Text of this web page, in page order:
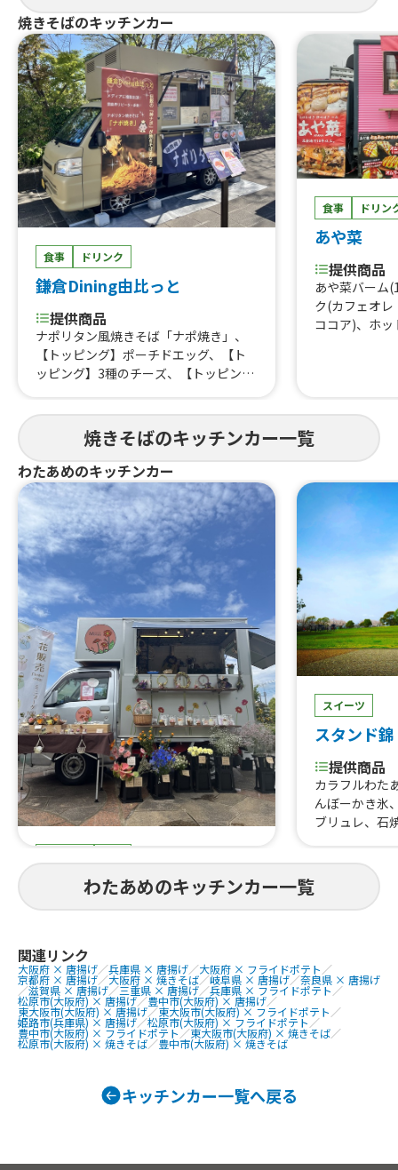
焼きそばのキッチンカー
食事 ドリンク
鎌倉Dining由比っと
提供商品
ナポリタン風焼きそば「ナポ焼き」、
【トッピング】ポーチドエッグ、【ト
ッピング】3種のチーズ、【トッピン
れ肉乗せ、【季節限定トッピング】お
やじの野菜まし、ナポリタン風焼きそ
ば「ミニナポ焼き」、ナポリタン風焼
きそば「ナポ焼き」900、炙り豚バラ
飯、ドーナッツ、デコレーションドー
ナッツ、アメリカンドッグ、串フラン
ク、ポテトフライ、シャカシャカポテ
ト、チーズナポ焼きドッグ、ナポ焼き
ドッグ、ジャンボ牛串焼き、ジャンボ牛
串ステーキ700、湘南しらなみ熟成豚の
串焼き、肉巻き串おにぎり、厚切り豚タ
ン串焼き、かき氷、星降るかき氷、マ
ンゴーミサイル、メロンソーダ、メロ
ンクリームソーダ、アルコールフリー
ビール、レモンスカッシュ、ノンアル
モヒート、アイスコーヒー、アイスカ
フェ・オ・レ、ホットコーヒー、ウィ
ンナーコーヒー、ホットカフェ・オ・
レ、ホットティー、ホットチョコ、コ
ロナビール
食事 ドリン
あや菜
提供商品
あや菜バーム
ク(カフェオ
ココア)、ホ
ばバーガー(2
とろふわオ
の唐揚げ&コ
唐揚げ&ポテ
げ、中途半端
玉とんぺい
ば、特製ソー
焼きそばのキッチンカー一覧
わたあめのキッチンカー
フラワーショップモハラ
提供商品
ケ、ハーバリウム、アイアンインテリ
ア、スワッグ、リース、フォトフレー
ム、フラワーボックスアレンジ、生
花、ミニブーケ、フランクフルト、わ
たあめ、かき氷、ソフトクリーム、く
まちゃんボトルわたあめ、ホットチョ
スイーツ
スタンド錦
提供商品
カラフルわた
んぼーかき氷
ブリュレ、石
わたあめのキッチンカー一覧
関連リンク
大阪府 × 唐揚げ／兵庫県 × 唐揚げ／大阪府 × フライドポテト ／
京都府 × 唐揚げ／大阪府 × 焼きそば／岐阜県 × 唐揚げ／奈良県 × 唐揚げ
／滋賀県 × 唐揚げ／三重県 × 唐揚げ／兵庫県 × フライドポテト／
松原市(大阪府) × 唐揚げ／豊中市(大阪府) × 唐揚げ／
東大阪市(大阪府) × 唐揚げ／東大阪市(大阪府) × フライドポテト ／
姫路市(兵庫県) × 唐揚げ／松原市(大阪府) × フライドポテト ／
豊中市(大阪府) × フライドポテト／東大阪市(大阪府) × 焼きそば／
松原市(大阪府) × 焼きそば／豊中市(大阪府) × 焼きそば
キッチンカー一覧へ戻る